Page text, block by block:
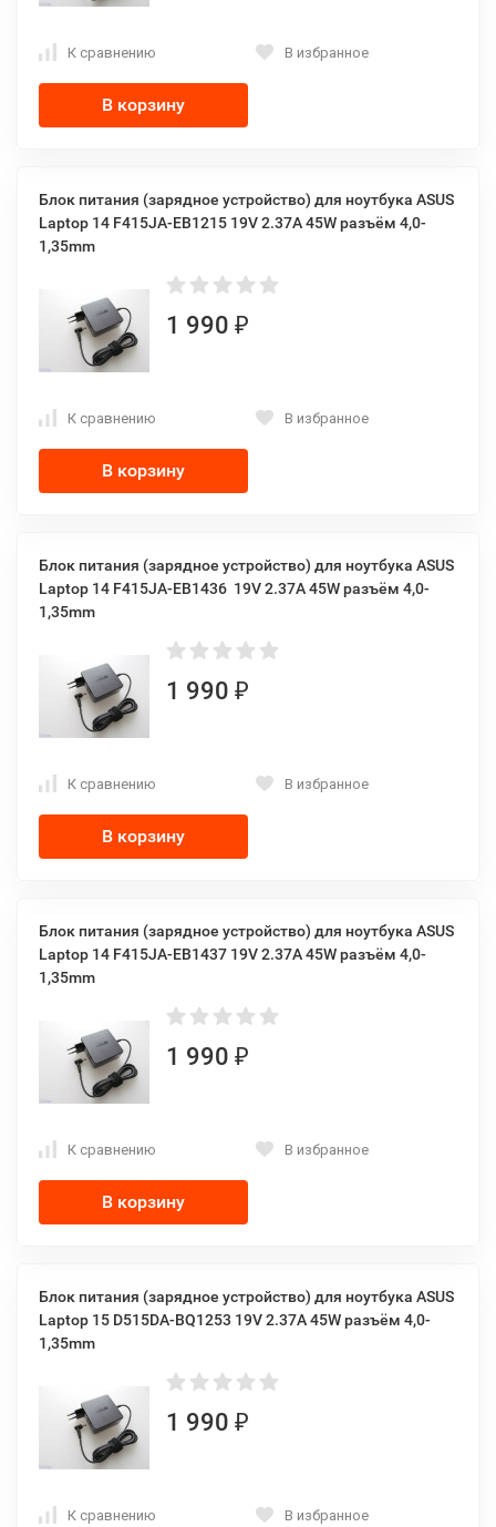
К сравнению В избранное
В корзину
Блок питания (зарядное устройство) для ноутбука ASUS
Laptop 14 F415JA-EB1215 19V 2.37A 45W разъём 4,0-
1,35mm
1 990 ₽
К сравнению В избранное
В корзину
Блок питания (зарядное устройство) для ноутбука ASUS
Laptop 14 F415JA-EB1436 19V 2.37A 45W разъём 4,0-
1,35mm
1 990 ₽
К сравнению В избранное
В корзину
Блок питания (зарядное устройство) для ноутбука ASUS
Laptop 14 F415JA-EB1437 19V 2.37A 45W разъём 4,0-
1,35mm
1 990 ₽
К сравнению В избранное
В корзину
Блок питания (зарядное устройство) для ноутбука ASUS
Laptop 15 D515DA-BQ1253 19V 2.37A 45W разъём 4,0-
1,35mm
1 990 ₽
К сравнению В избранное